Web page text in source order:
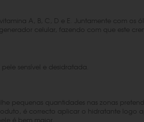
A, B, C, D e E. Juntamente com
celular, fazendo com que este
sensível e desidratada.
pequenas quantidades nas zonas
é correcto aplicar o hidratante
é bem maior.